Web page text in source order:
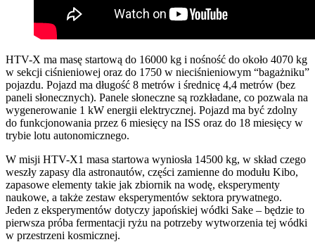
HTV-X ma masę startową do 16000 kg i nośność do około 4070 kg
w sekcji ciśnieniowej oraz do 1750 w nieciśnieniowym “bagażniku”
pojazdu. Pojazd ma długość 8 metrów i średnicę 4,4 metrów (bez
paneli słonecznych). Panele słoneczne są rozkładane, co pozwala na
wygenerowanie 1 kW energii elektrycznej. Pojazd ma być zdolny
do funkcjonowania przez 6 miesięcy na ISS oraz do 18 miesięcy w
trybie lotu autonomicznego.
W misji HTV-X1 masa startowa wyniosła 14500 kg, w skład czego
weszły zapasy dla astronautów, części zamienne do modułu Kibo,
zapasowe elementy takie jak zbiornik na wodę, eksperymenty
naukowe, a także zestaw eksperymentów sektora prywatnego.
Jeden z eksperymentów dotyczy japońskiej wódki Sake – będzie to
pierwsza próba fermentacji ryżu na potrzeby wytworzenia tej wódki
w przestrzeni kosmicznej.